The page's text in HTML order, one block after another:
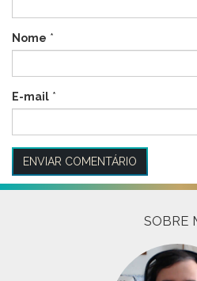
Nome *
E-mail *
SOBRE